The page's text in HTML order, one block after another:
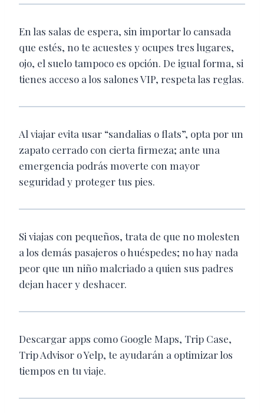
En las salas de espera, sin importar lo cansada
que estés, no te acuestes y ocupes tres lugares,
ojo, el suelo tampoco es opción. De igual forma, si
tienes acceso a los salones VIP, respeta las reglas.
Al viajar evita usar “sandalias o flats”, opta por un
zapato cerrado con cierta firmeza; ante una
emergencia podrás moverte con mayor
seguridad y proteger tus pies.
Si viajas con pequeños, trata de que no molesten
a los demás pasajeros o huéspedes; no hay nada
peor que un niño malcriado a quien sus padres
dejan hacer y deshacer.
Descargar apps como Google Maps, Trip Case,
Trip Advisor o Yelp, te ayudarán a optimizar los
tiempos en tu viaje.